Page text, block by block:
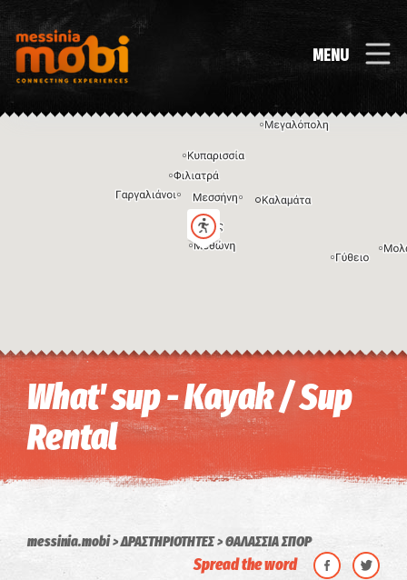
MENU
Η εικόνα ενδέχεται να υπόκειται σε πνευματικά δικαιώματα Όροι
What' sup - Kayak / Sup
Rental
messinia.mobi ΔΡΑΣΤΗΡΙΟΤΗΤΕΣ ΘΑΛΑΣΣΙΑ ΣΠΟΡ
Spread the word